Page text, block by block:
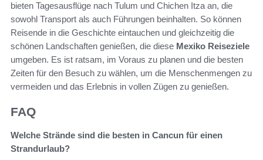
bieten Tagesausflüge nach Tulum und Chichen Itza an, die
sowohl Transport als auch Führungen beinhalten. So können
Reisende in die Geschichte eintauchen und gleichzeitig die
schönen Landschaften genießen, die diese Mexiko Reiseziele
umgeben. Es ist ratsam, im Voraus zu planen und die besten
Zeiten für den Besuch zu wählen, um die Menschenmengen zu
vermeiden und das Erlebnis in vollen Zügen zu genießen.
FAQ
Welche Strände sind die besten in Cancun für einen
Strandurlaub?